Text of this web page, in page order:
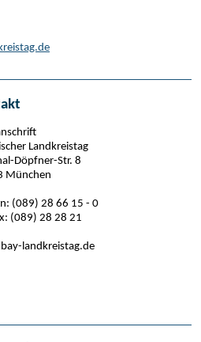
Landkreistag
Döpfner-Str. 8
München
(089) 28 66 15 - 0
(089) 28 28 21
landkreistag.de